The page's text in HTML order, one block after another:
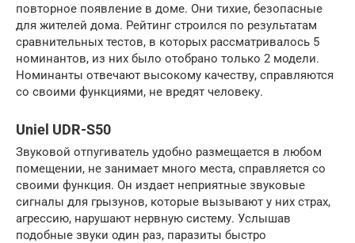
повторное появление в доме. Они тихие, безопасные
для жителей дома. Рейтинг строился по результатам
сравнительных тестов, в которых рассматривалось 5
номинантов, из них было отобрано только 2 модели.
Номинанты отвечают высокому качеству, справляются
со своими функциями, не вредят человеку.
Uniel UDR-S50
Звуковой отпугиватель удобно размещается в любом
помещении, не занимает много места, справляется со
своими функция. Он издает неприятные звуковые
сигналы для грызунов, которые вызывают у них страх,
агрессию, нарушают нервную систему. Услышав
подобные звуки один раз, паразиты быстро